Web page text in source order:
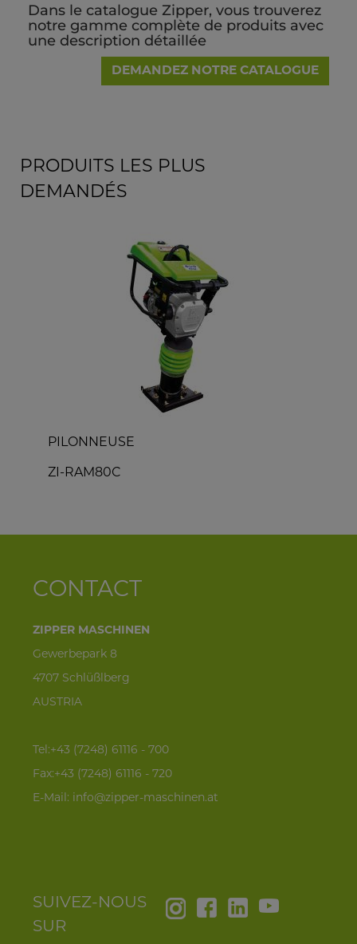
Dans le catalogue Zipper, vous trouverez
notre gamme complète de produits avec
une description détaillée
DEMANDEZ NOTRE CATALOGUE
PRODUITS LES PLUS
DEMANDÉS
PILONNEUSE
ZI-RAM80C
CONTACT
ZIPPER MASCHINEN
Gewerbepark 8
4707 Schlüßlberg
AUSTRIA
Tel:+43 (7248) 61116 - 700
Fax:+43 (7248) 61116 - 720
E-Mail: info@zipper-maschinen.at
SUIVEZ-NOUS
SUR